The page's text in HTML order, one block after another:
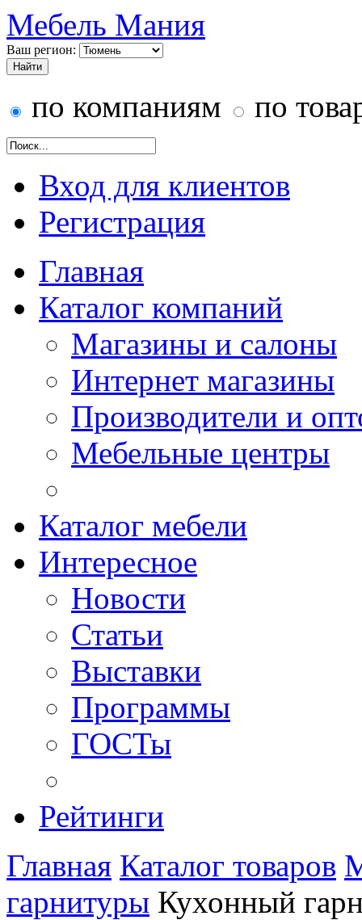
Мебель Мания
Ваш регион:
по компаниям по
Вход для клиентов
Регистрация
Главная
Каталог компаний
Магазины и салоны
Интернет магазины
Производители и
Мебельные центры
Каталог мебели
Интересное
Новости
Статьи
Выставки
Программы
ГОСТы
Рейтинги
Главная Каталог товаров
гарнитуры Кухонный